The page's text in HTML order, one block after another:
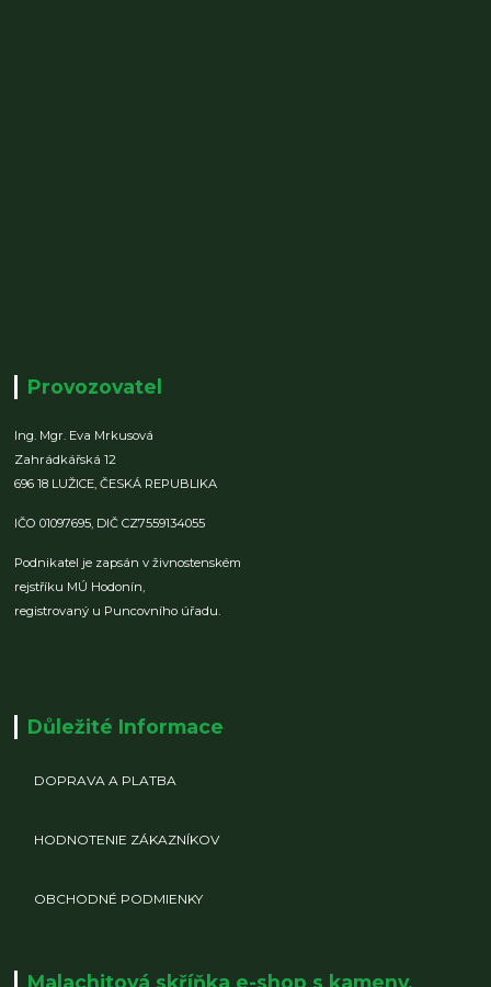
Provozovatel
Ing. Mgr. Eva Mrkusová
Zahrádkářská 12
696 18 LUŽICE,ČESKÁ REPUBLIKA
IČO 01097695, DIČ CZ7559134055
Podnikatel je zapsán v živnostenském
rejstříku MÚ Hodonín,
registrovaný u Puncovního úřadu.
Důležité Informace
DOPRAVA A PLATBA
HODNOTENIE ZÁKAZNÍKOV
OBCHODNÉ PODMIENKY